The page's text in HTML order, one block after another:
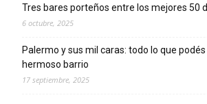
Tres bares porteños entre los mejores 50
6 octubre, 2025
Palermo y sus mil caras: todo lo que
hermoso barrio
17 septiembre, 2025